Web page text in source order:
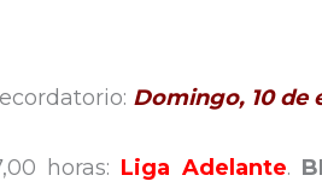
Domingo, 10 de
horas: Liga Adelante.